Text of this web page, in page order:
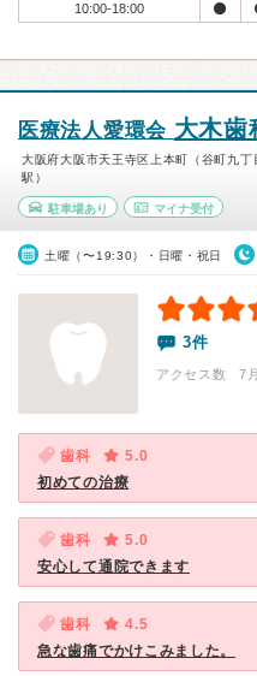
10:00-18:00
医療法人愛環会 大木歯
大阪府大阪市天王寺区上本町（谷町九
駅）
駐車場あり マイナ受付
土曜（〜19:30）・日曜・祝日
3件
アクセス数 7
歯科
5.0
初めての治療
歯科
5.0
安心して通院できます
歯科
4.5
急な歯痛でかけこみました。